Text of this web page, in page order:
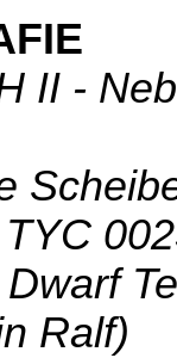
II -
Ralf)